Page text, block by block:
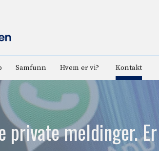
Samfunn Hvem er vi? Kontakt
private meldinger.